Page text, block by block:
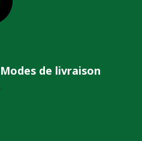
Modes de livraison